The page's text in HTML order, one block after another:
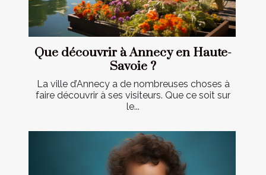
Que découvrir à Annecy en Haute-
Savoie ?
La ville d’Annecy a de nombreuses choses à
faire découvrir à ses visiteurs. Que ce soit sur
le...